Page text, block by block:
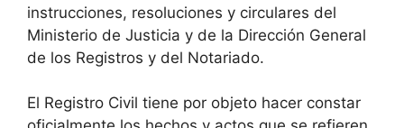
instrucciones, resoluciones y circulares del
Ministerio de Justicia y de la Dirección General
de los Registros y del Notariado.
El Registro Civil tiene por objeto hacer constar